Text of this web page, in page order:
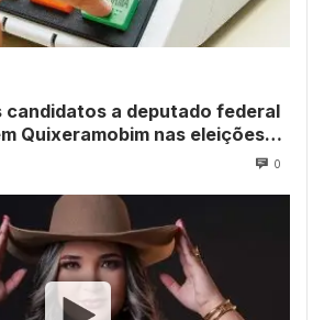
candidatos a deputado federal
Quixeramobim nas eleições
0